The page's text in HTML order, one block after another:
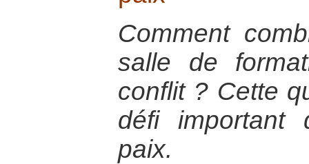
Comment
salle de
conflit ? Cette
défi important
paix.